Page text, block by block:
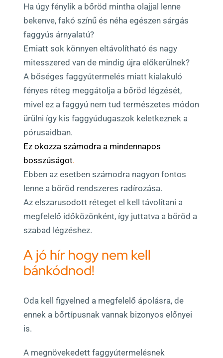
Ha úgy fénylik a bőröd mintha olajjal lenne
bekenve, fakó színű és néha egészen sárgás
faggyús árnyalatú?
Emiatt sok könnyen eltávolítható és nagy
mitesszered van de mindig újra előkerülnek?
A bőséges faggyútermelés miatt kialakuló
fényes réteg meggátolja a bőröd légzését,
mivel ez a faggyú nem tud természetes módon
ürülni így kis faggyúdugaszok keletkeznek a
pórusaidban.
Ez okozza számodra a mindennapos
bosszúságot.
Ebben az esetben számodra nagyon fontos
lenne a bőröd rendszeres radírozása.
Az elszarusodott réteget el kell távolítani a
megfelelő időközönként, így juttatva a bőröd a
szabad légzéshez.
A jó hír hogy nem kell
bánkódnod!
Oda kell figyelned a megfelelő ápolásra, de
ennek a bőrtípusnak vannak bizonyos előnyei
is.
A megnövekedett faggyútermelésnek